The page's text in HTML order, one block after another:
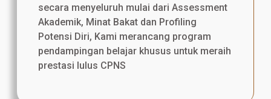
secara menyeluruh mulai dari Assessment
Akademik, Minat Bakat dan Profiling
Potensi Diri, Kami merancang program
pendampingan belajar khusus untuk meraih
prestasi lulus CPNS